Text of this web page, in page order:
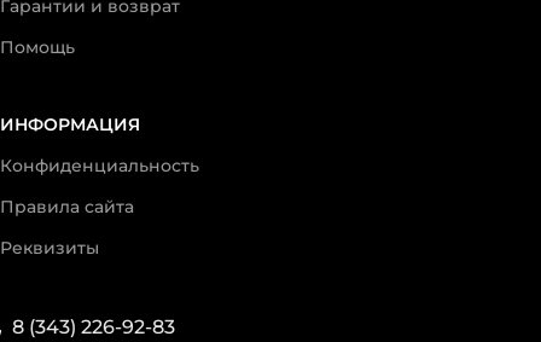
Гарантии и возврат
Помощь
ИНФОРМАЦИЯ
Конфиденциальность
Правила сайта
Реквизиты
8 (343) 226-92-83